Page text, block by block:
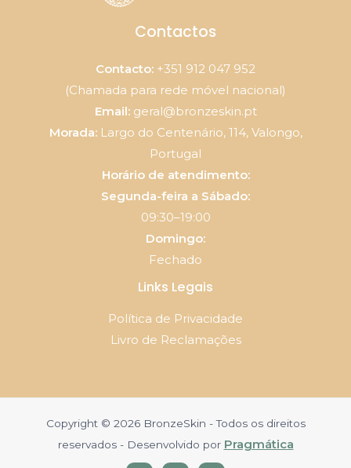
Contactos
Contacto: +351 912 047 952
(Chamada para rede móvel nacional)
Email: geral@bronzeskin.pt
Morada:Largo do Centenário, 114, Valongo,
Portugal
Horário de atendimento:
Segunda-feira a Sábado:
09:30–19:00
Domingo:
Fechado
Links Legais
Política de Privacidade
Livro de Reclamações
Copyright © 2026 BronzeSkin - Todos os direitos
reservados - Desenvolvido por Pragmática